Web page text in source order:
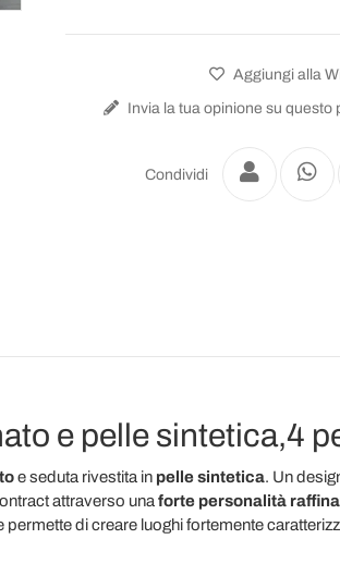
Aggiungi alla
Invia la tua opinione su questo
Condividi
e pelle sintetica,4
e seduta rivestita in pelle sintetica. Un
attraverso una forte personalità
permette di creare luoghi fortemente